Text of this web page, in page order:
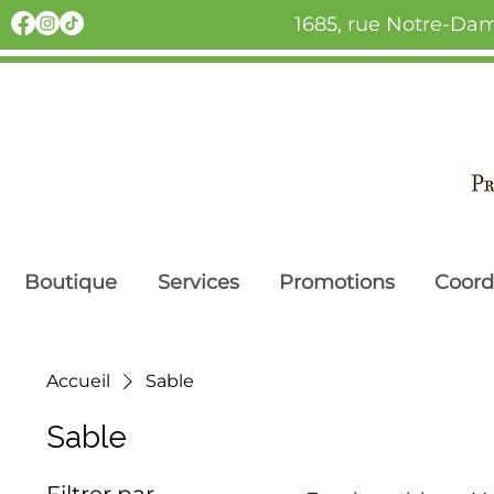
1685, rue Notre-
Boutique Services Promotions
Accueil Sable
Sable